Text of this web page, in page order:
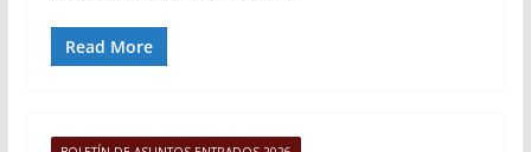
Read More